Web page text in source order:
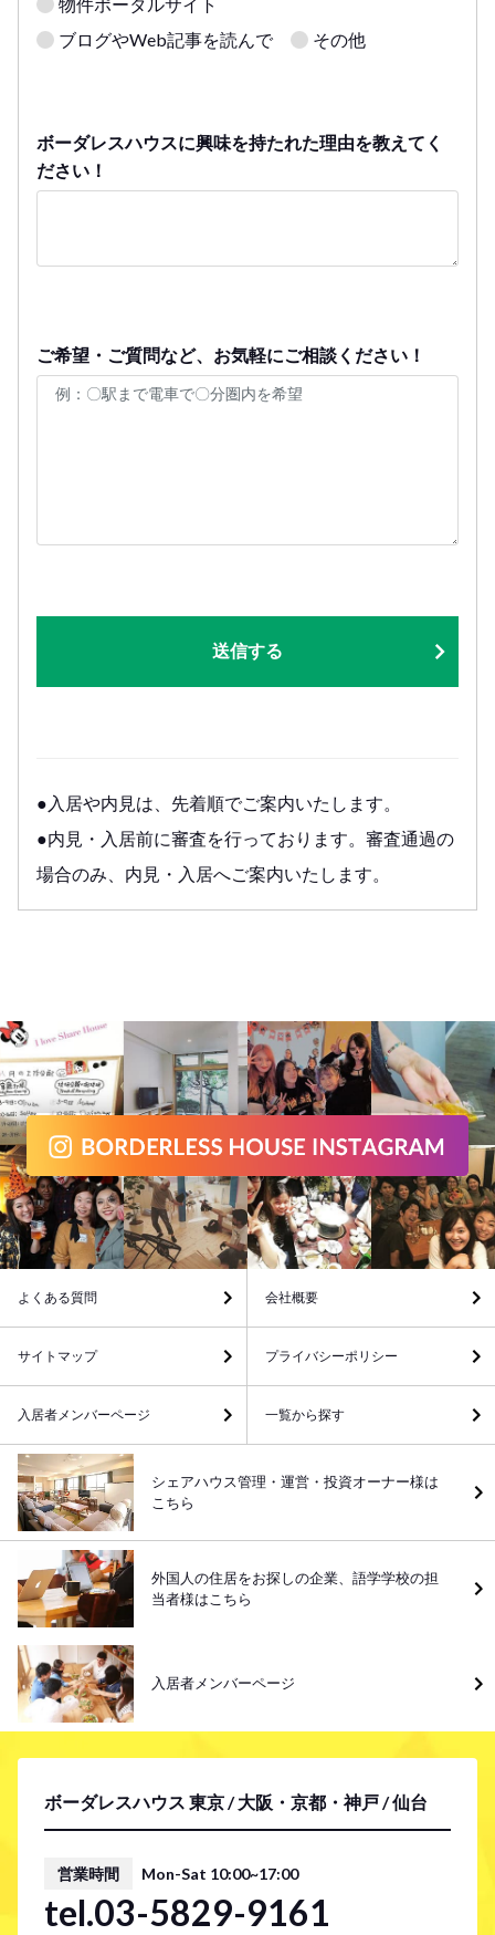
ブログやWeb記事を読んで
その他
ボーダレスハウスに興味を持たれた理由を教えてく
ださい！
ご希望・ご質問など、お気軽にご相談ください！
送信する
●入居や内見は、先着順でご案内いたします。
●内見・入居前に審査を行っております。審査通過の
場合のみ、内見・入居へご案内いたします。
ボーダレスハウス 東京 / 大阪・京都・神戸 / 仙台
営業時間 Mon-Sat 10:00~17:00
tel.03-5829-9161
よくある質問 会社概要
サイトマップ プライバシーポリシー
入居者メンバーページ 一覧から探す
シェアハウス管理・運営・投資オーナー様は
こちら
外国人の住居をお探しの企業、語学学校の担
当者様はこちら
入居者メンバーページ